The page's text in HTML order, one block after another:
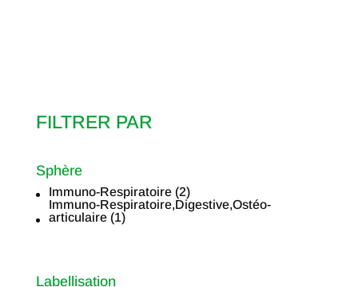
FILTRER PAR
Sphère
Sphère
Immuno-Respiratoire (2)
Immuno-Respiratoire,Digestive,Ostéo-
articulaire (1)
Labellisation